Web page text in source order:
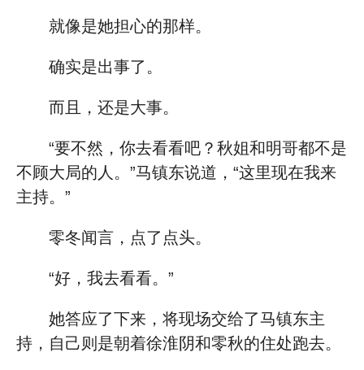
就像是她担心的那样。
确实是出事了。
而且，还是大事。
“要不然，你去看看吧？秋姐和明哥都不是
不顾大局的人。”马镇东说道，“这里现在我来
主持。”
零冬闻言，点了点头。
“好，我去看看。”
她答应了下来，将现场交给了马镇东主
持，自己则是朝着徐淮阴和零秋的住处跑去。